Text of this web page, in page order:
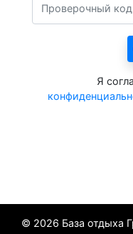
Я
© 2026 База отдыха